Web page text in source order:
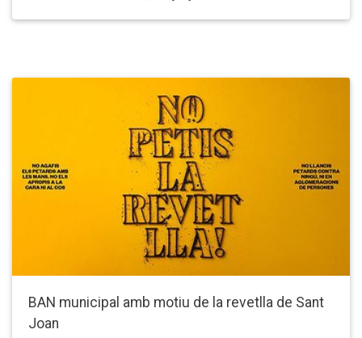
BAN municipal amb motiu de la revetlla de Sant
Joan